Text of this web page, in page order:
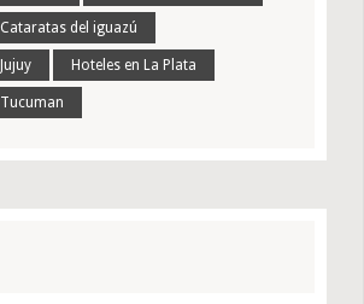
del iguazú
Hoteles en La Plata